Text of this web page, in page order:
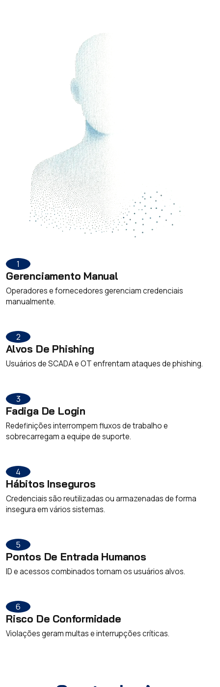
1
Gerenciamento Manual
Operadores e fornecedores gerenciam credenciais
manualmente.
2
Alvos De Phishing
Usuários de SCADA e OT enfrentam ataques de phishing.
3
Fadiga De Login
Redefinições interrompem fluxos de trabalho e
sobrecarregam a equipe de suporte.
4
Hábitos Inseguros
Credenciais são reutilizadas ou armazenadas de forma
insegura em vários sistemas.
5
Pontos De Entrada Humanos
ID e acessos combinados tornam os usuários alvos.
6
Risco De Conformidade
Violações geram multas e interrupções críticas.